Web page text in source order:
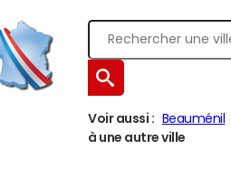
Voir aussi : Beauménil
à une autre ville